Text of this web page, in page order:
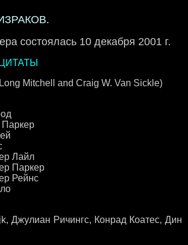
состоялась 10 декабря 2001 г.
Mitchell and Craig W. Van Sickle)
Паркер
Лайл
Паркер
Рейнс
Джулиан Ричингс, Конрад Коатес, Дин